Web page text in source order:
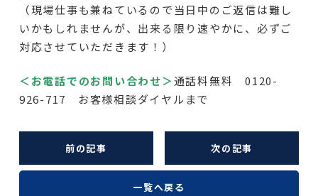
（現場仕事も兼ねているので当日中のご返信は難し
いかもしれませんが、出来る限り速やかに、必ずご
対応させていただきます！）
＜お電話でのお問い合わせ＞通話料無料 0120-
926-717 お客様相談ダイヤルまで
前の記事 次の記事
一覧へ戻る